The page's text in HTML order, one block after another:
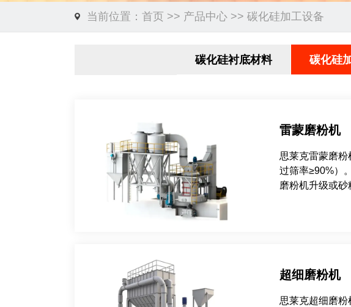
当前位置： 首页 >> 产品中心 >> 碳化硅加工设备
碳化硅衬底材料 碳化硅
雷蒙磨粉机
思莱克雷蒙磨
过筛率≥90%）
磨粉机升级或
超细磨粉机
思莱克超细磨